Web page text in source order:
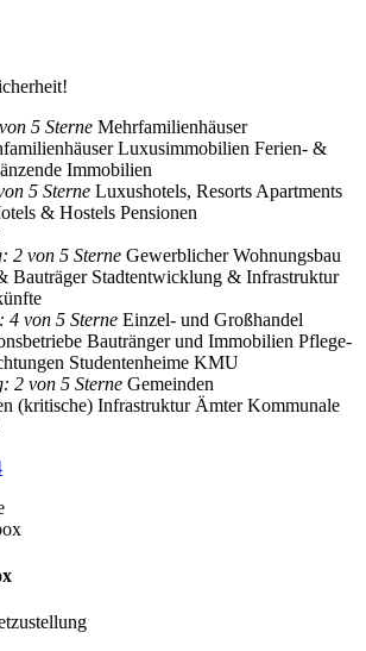
5 Sterne Mehrfamilienhäuser
Luxusimmobilien Ferien- &
Immobilien
5 Sterne Luxushotels, Resorts Apartments
& Hostels Pensionen
2 von 5 Sterne Gewerblicher Wohnungsbau
Bauträger Stadtentwicklung & Infrastruktur
4 von 5 Sterne Einzel- und Großhandel
Bautränger und Immobilien Pflege-
Studentenheime KMU
2 von 5 Sterne Gemeinden
(kritische) Infrastruktur Ämter Kommunale